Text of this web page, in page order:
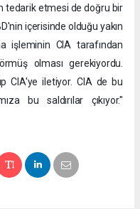
tedarik etmesi de doğru bir
içerisinde olduğu yakın
işleminin CIA tarafından
olması gerekiyordu.
CIA'ye iletiyor. CIA de bu
bu saldırılar çıkıyor."